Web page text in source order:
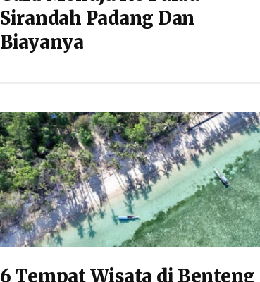
Sirandah Padang Dan
Biayanya
6 Tempat Wisata di Benteng